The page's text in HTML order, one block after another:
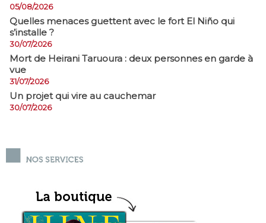
05/08/2026
Quelles menaces guettent avec le fort El Niño qui
s’installe ?
30/07/2026
Mort de Heirani Taruoura : deux personnes en garde à
vue
31/07/2026
Un projet qui vire au cauchemar
30/07/2026